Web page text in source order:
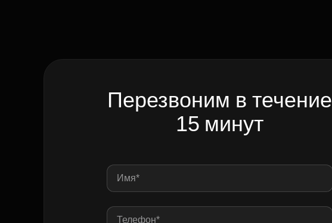
Перезвоним в течение
15 минут